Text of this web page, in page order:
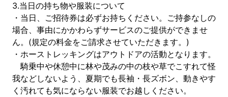
3.当日の持ち物や服装について
・当日、ご招待券は必ずお持ちください。ご持参なしの
場合、事由にかかわらずサービスのご提供ができませ
ん。(規定の料金をご請求させていただきます。)
・ホーストレッキングはアウトドアの活動となります。
騎乗中や休憩中に林や茂みの中の枝や草でこすれて怪
我などしないよう、夏期でも長袖・長ズボン、動きやす
く汚れても気にならない服装でお越しください。